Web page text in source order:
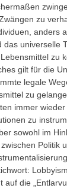
zu
anders
das universelle
zu
gilt für die
legale
zu
immer wieder
zu
sowohl im
Politik
auf die